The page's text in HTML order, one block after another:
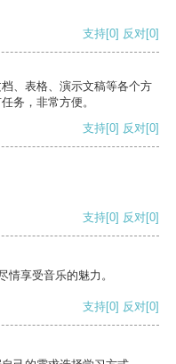
支持[0] 反对[0]
、表格、演示文稿等各个方
务，非常方便。
支持[0] 反对[0]
支持[0] 反对[0]
情享受音乐的魅力。
支持[0] 反对[0]